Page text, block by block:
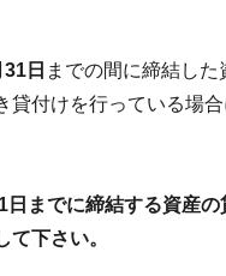
日 までの間に締結し
貸付けを行っている場
までに締結する資産
下さい。